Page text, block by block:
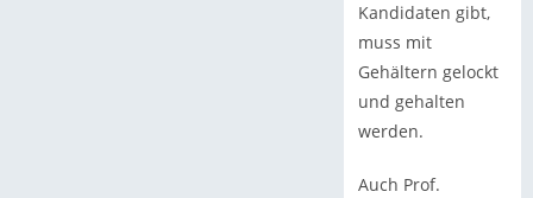
Kandidaten gibt,
muss mit
Gehältern gelockt
und gehalten
werden.
Auch Prof.